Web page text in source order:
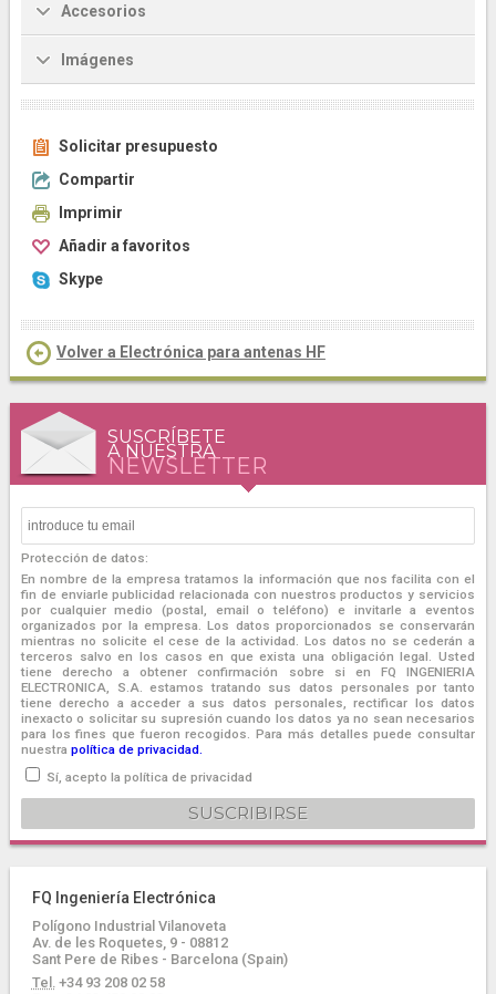
Accesorios
Imágenes
Solicitar presupuesto
Compartir
Imprimir
Añadir a favoritos
Skype
Volver a Electrónica para antenas HF
SUSCRÍBETE
A NUESTRA
NEWSLETTER
Protección de datos:
En nombre de la empresa tratamos la información que nos facilita con el
fin de enviarle publicidad relacionada con nuestros productos y servicios
por cualquier medio (postal, email o teléfono) e invitarle a eventos
organizados por la empresa. Los datos proporcionados se conservarán
mientras no solicite el cese de la actividad. Los datos no se cederán a
terceros salvo en los casos en que exista una obligación legal. Usted
tiene derecho a obtener confirmación sobre si en FQ INGENIERIA
ELECTRONICA, S.A. estamos tratando sus datos personales por tanto
tiene derecho a acceder a sus datos personales, rectificar los datos
inexacto o solicitar su supresión cuando los datos ya no sean necesarios
para los fines que fueron recogidos. Para más detalles puede consultar
nuestra política de privacidad.
Sí, acepto la política de privacidad
FQ Ingeniería Electrónica
Polígono Industrial Vilanoveta
Av. de les Roquetes, 9 - 08812
Sant Pere de Ribes - Barcelona (Spain)
Tel. +34 93 208 02 58